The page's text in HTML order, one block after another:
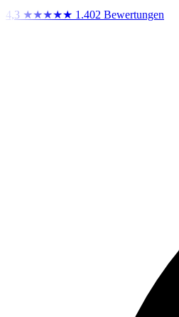
4,3 ★★★★★ 1.402 Bewertungen